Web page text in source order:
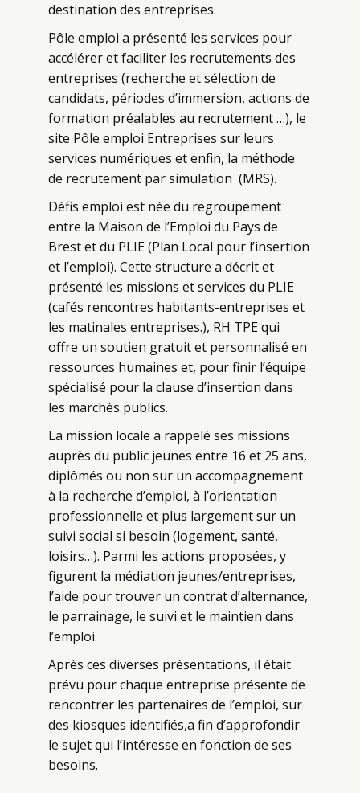
destination des entreprises.
Pôle emploi a présenté les services pour
accélérer et faciliter les recrutements des
entreprises (recherche et sélection de
candidats, périodes d’immersion, actions de
formation préalables au recrutement …), le
site Pôle emploi Entreprises sur leurs
services numériques et enfin, la méthode
de recrutement par simulation (MRS).
Défis emploi est née du regroupement
entre la Maison de l’Emploi du Pays de
Brest et du PLIE (Plan Local pour l’insertion
et l’emploi). Cette structure a décrit et
présenté les missions et services du PLIE
(cafés rencontres habitants-entreprises et
les matinales entreprises.), RH TPE qui
offre un soutien gratuit et personnalisé en
ressources humaines et, pour finir l’équipe
spécialisé pour la clause d’insertion dans
les marchés publics.
La mission locale a rappelé ses missions
auprès du public jeunes entre 16 et 25 ans,
diplômés ou non sur un accompagnement
à la recherche d’emploi, à l’orientation
professionnelle et plus largement sur un
suivi social si besoin (logement, santé,
loisirs…). Parmi les actions proposées, y
figurent la médiation jeunes/entreprises,
l’aide pour trouver un contrat d’alternance,
le parrainage, le suivi et le maintien dans
l’emploi.
Après ces diverses présentations, il était
prévu pour chaque entreprise présente de
rencontrer les partenaires de l’emploi, sur
des kiosques identifiés,a fin d’approfondir
le sujet qui l’intéresse en fonction de ses
besoins.